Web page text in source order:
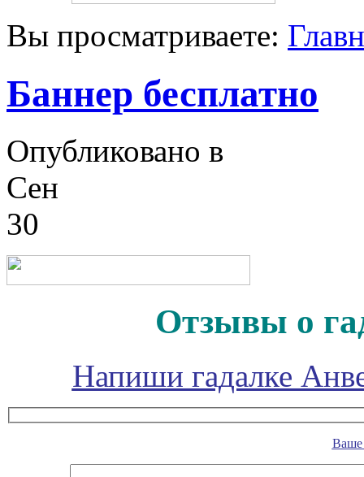
Вы просматриваете:
Баннер бесплатно
Опубликовано в
Сен
30
Отзывы о
Напиши гадалке
Ваше